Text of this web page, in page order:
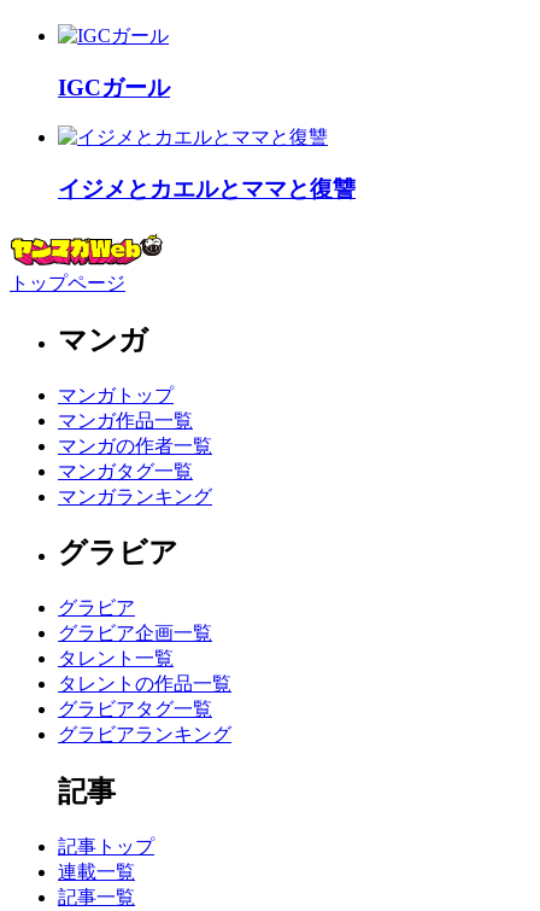
IGCガール
イジメとカエルとママと復讐
トップページ
マンガ
マンガトップ
マンガ作品一覧
マンガの作者一覧
マンガタグ一覧
マンガランキング
グラビア
グラビア
グラビア企画一覧
タレント一覧
タレントの作品一覧
グラビアタグ一覧
グラビアランキング
記事
記事トップ
連載一覧
記事一覧